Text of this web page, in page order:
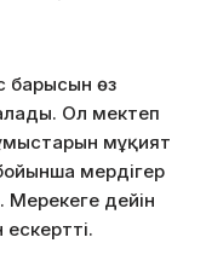
барысын өз
Ол мектеп
мұқият
мердігер
дейін